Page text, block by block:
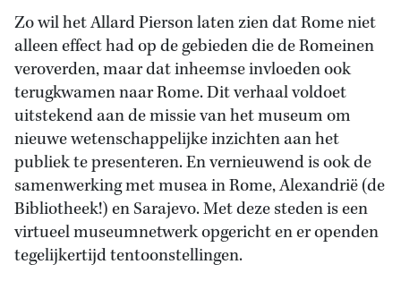
Zo wil het Allard Pierson laten zien dat Rome niet
alleen effect had op de gebieden die de Romeinen
veroverden, maar dat inheemse invloeden ook
terugkwamen naar Rome. Dit verhaal voldoet
uitstekend aan de missie van het museum om
nieuwe wetenschappelijke inzichten aan het
publiek te presenteren. En vernieuwend is ook de
samenwerking met musea in Rome, Alexandrië (de
Bibliotheek!) en Sarajevo. Met deze steden is een
virtueel museumnetwerk opgericht en er openden
tegelijkertijd tentoonstellingen.